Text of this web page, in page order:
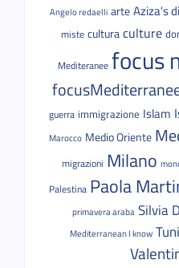
Angelo redaelli arte Aziza's
miste culturaculture
Mediteranee focus
guerra immigrazione Islam
Marocco Medio Oriente
migrazioni Milano
Palestina Paola
primavera araba Silvia
Mediterranean I know